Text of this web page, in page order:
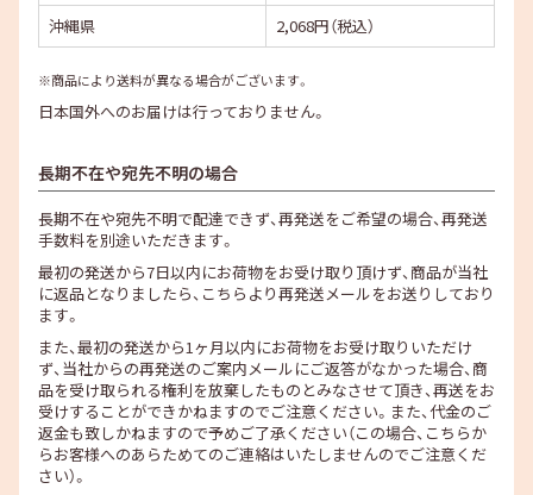
沖縄県
2,068円（税込）
※商品により送料が異なる場合がございます。
日本国外へのお届けは行っておりません。
長期不在や宛先不明の場合
長期不在や宛先不明で配達できず、再発送をご希望の場合、再発送
手数料を別途いただきます。
最初の発送から7日以内にお荷物をお受け取り頂けず、商品が当社
に返品となりましたら、こちらより再発送メールをお送りしており
ます。
また、最初の発送から1ヶ月以内にお荷物をお受け取りいただけ
ず、当社からの再発送のご案内メールにご返答がなかった場合、商
品を受け取られる権利を放棄したものとみなさせて頂き、再送をお
受けすることができかねますのでご注意ください。また、代金のご
返金も致しかねますので予めご了承ください（この場合、こちらか
らお客様へのあらためてのご連絡はいたしませんのでご注意くだ
さい）。